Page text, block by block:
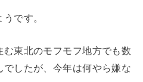
です。
東北のモフモフ地方でも数
したが、今年は何やら嫌な